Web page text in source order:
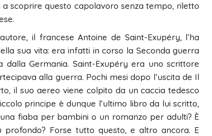
scoprire questo capolavoro senza tempo, riletto
il francese Antoine de Saint-Exupéry, l’ha
sua vita: era infatti in corso la Seconda guerra
Germania. Saint-Exupéry era uno scrittore
alla guerra. Pochi mesi dopo l’uscita de Il
il suo aereo viene colpito da un caccia tedesco
principe è dunque l’ultimo libro da lui scritto,
fiaba per bambini o un romanzo per adulti? È
profondo? Forse tutto questo, e altro ancora. E